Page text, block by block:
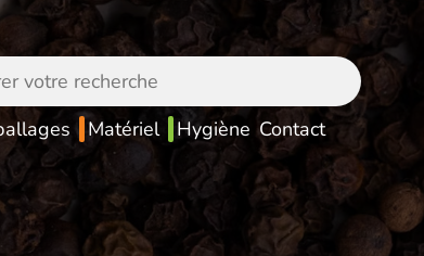
Entrer
votre
recherche
Matériel Hygiène Contact